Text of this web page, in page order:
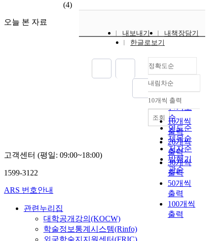
(4)
오늘 본 자료
codes in order to apply
to it. The Internet gives
software developers
good environment for
development and
release. Even now the
into the environment
for cooperation of
various Internet
contents including
applications. Some of
suggested methods
were implemented with
an existing numerical
analysis program
named SOLA-VOF, a
computational fluid
dynamics program to
transient flow
내보내기
내책장담기
한글로보기
정확도순
정확도
순
인기도
순
연도순
제목순
저자순
발행기
관순
내림차순
내림차순
10개씩 출력
10개씩
출력
20개씩
출력
30개씩
출력
50개씩
출력
100개씩
출력
조회
고객센터 (평일: 09:00~18:00)
1599-3122
ARS 번호안내
관련누리집
대학공개강의(KOCW)
학술정보통계시스템(Rinfo)